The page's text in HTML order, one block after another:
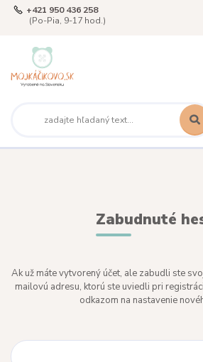
+421 950 436 258
(Po-Pia, 9-17 hod.)
Zabudnuté
Ak už máte vytvorený účet, ale zabudli ste
mailovú adresu, ktorú ste uviedli pri
odkazom na nastavenie